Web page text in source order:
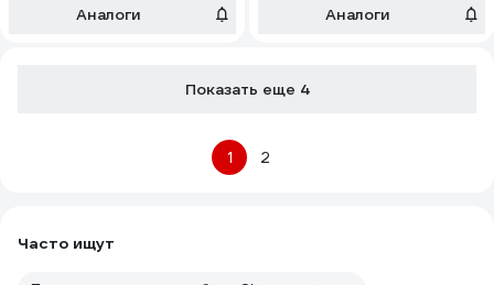
Аналоги Аналоги
Показать еще 4
1 2
Часто ищут